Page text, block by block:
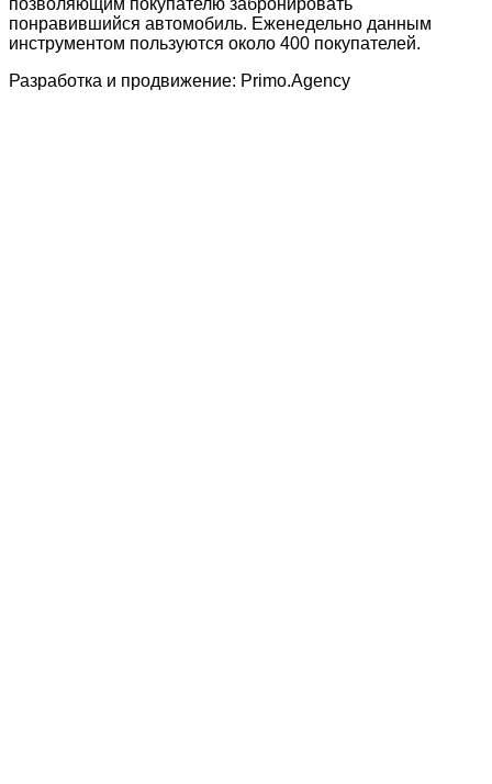
понравившийся автомобиль. Еженедельно данным
инструментом пользуются около 400 покупателей.
Разработка и продвижение: Primo.Agency